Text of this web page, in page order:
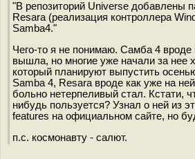
"В репозиторий Universe добавлены
Resara (реализация контроллера
Samba4."
Чего-то я не понимаю. Самба 4 вроде
вышла, но многие уже начали за нее
который планируют выпустить
Samba 4, Resara вроде как уже на
больно нетерпеливый стал. Кстати,
нибудь пользуется? Узнал о ней из
features на официальном сайте, но
п.с. космонавту - салют.